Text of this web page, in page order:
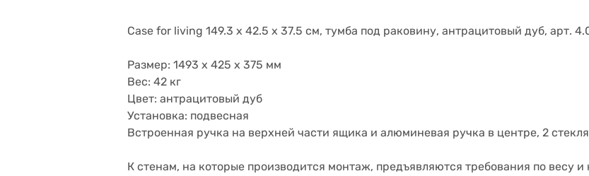
Case for living 149.3 x 42.5 x 37.5 см, тумба под раковину, антрацитовый дуб, арт.
Размер: 1493 x 425 x 375 мм
Вес: 42 кг
Цвет: антрацитовый дуб
Установка: подвесная
Встроенная ручка на верхней части ящика и алюминевая ручка в центре, 2
К стенам, на которые производится монтаж, предъявляются требования по весу